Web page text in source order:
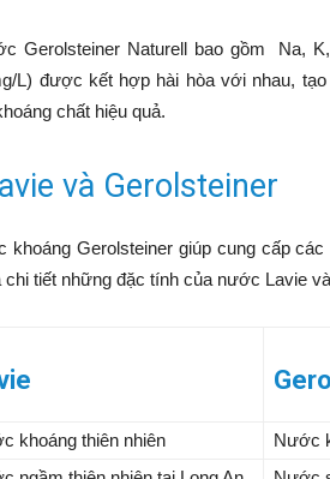
Gerolsteiner Naturell bao gồm Na,
L) được kết hợp hài hòa với nhau,
chất hiệu quả.
và Gerolsteiner
Gerolsteiner giúp cung cấp
tiết những đặc tính của nước Lavie
khoáng thiên nhiên
Nước